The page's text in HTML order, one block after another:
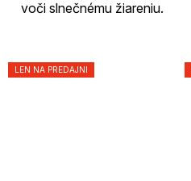
voči slnečnému žiareniu.
LEN NA PREDAJNI